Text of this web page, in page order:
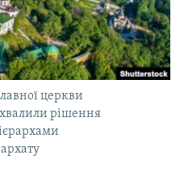
церкви
рішення